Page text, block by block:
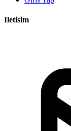
Iletisim